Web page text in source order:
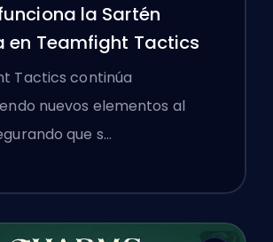
la Sartén
en Teamfight Tactics
Tactics continúa
nuevos elementos al
que s…